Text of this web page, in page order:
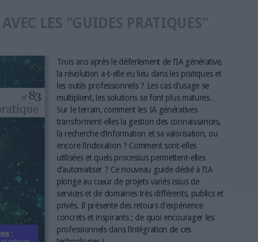
Trois ans après le déferlement de l’IA générative,
la révolution a-t-elle eu lieu dans les pratiques et
les outils professionnels ? Les cas d’usage se
multiplient, les solutions se font plus matures…
Sur le terrain, comment les IA génératives
transforment-elles la gestion des connaissances,
la recherche d’information et sa valorisation, ou
encore l’indexation ? Comment sont-elles
utilisées et quels processus permettent-elles
d’automatiser ? Ce nouveau guide dédié à l’IA
plonge au cœur de projets variés issus de
services et de domaines très différents, publics et
privés. Il présente des retours d’expérience
concrets et inspirants ; de quoi encourager les
professionnels dans l’intégration de ces